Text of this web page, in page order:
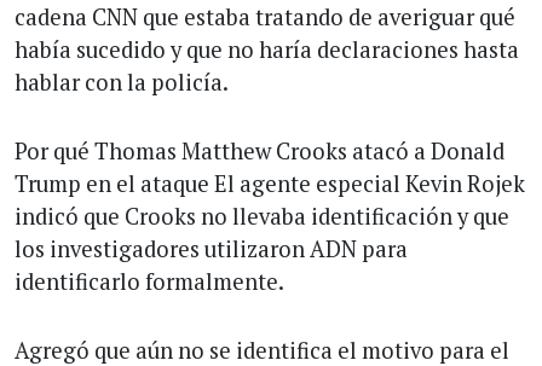
cadena CNN que estaba tratando de averiguar qué
había sucedido y que no haría declaraciones hasta
hablar con la policía.
Por qué Thomas Matthew Crooks atacó a Donald
Trump en el ataque El agente especial Kevin Rojek
indicó que Crooks no llevaba identificación y que
los investigadores utilizaron ADN para
identificarlo formalmente.
Agregó que aún no se identifica el motivo para el